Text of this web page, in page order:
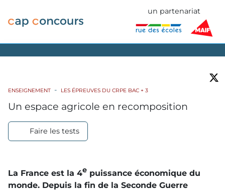
un partenariat
ENSEIGNEMENT LES ÉPREUVES DU CRPE BAC + 3
Un espace agricole en recomposition
Faire les tests
La France est la 4e puissance économique du
monde. Depuis la fin de la Seconde Guerre